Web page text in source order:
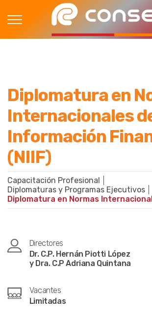
Diplomatura en
Internacionales
Información
(NIIF)
Capacitación Profesional
Diplomaturas y Programas Ejecutivos
Directores
Dr. C.P. Hernán Piotti López
y Dra. C.P Adriana Quintana
Vacantes
Limitadas